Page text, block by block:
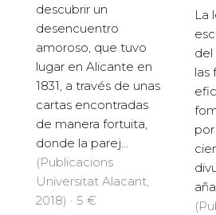
descubrir un
desencuentro
amoroso, que tuvo
lugar en Alicante en
1831, a través de unas
cartas encontradas
de manera fortuita,
donde la parej...
(Publicacions
Universitat Alacant,
2018) · 5 €
La
del
las